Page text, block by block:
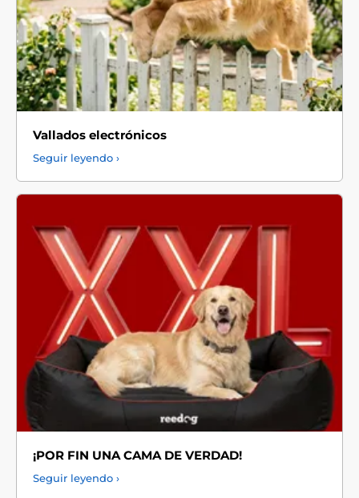
Vallados electrónicos
Seguir leyendo ›
¡POR FIN UNA CAMA DE VERDAD!
Seguir leyendo ›